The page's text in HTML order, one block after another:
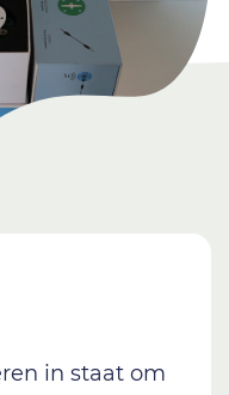
in staat om